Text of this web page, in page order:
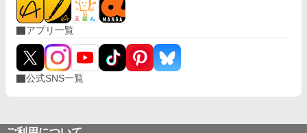
も、アメリシアと離婚する気はなく――。
アプリ一覧
公式SNS一覧